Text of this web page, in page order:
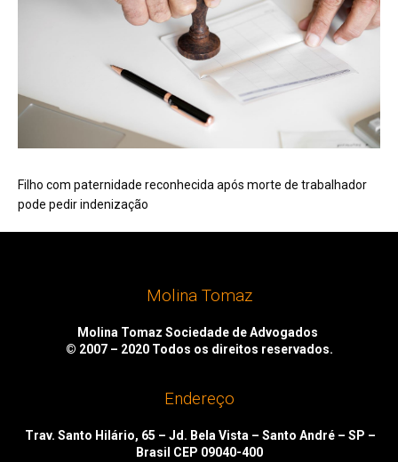
Filho com paternidade reconhecida após morte de trabalhador
pode pedir indenização
Molina Tomaz
Molina Tomaz Sociedade de Advogados
© 2007 – 2020 Todos os direitos reservados.
Endereço
Trav. Santo Hilário, 65 – Jd. Bela Vista – Santo André – SP –
Brasil CEP 09040-400